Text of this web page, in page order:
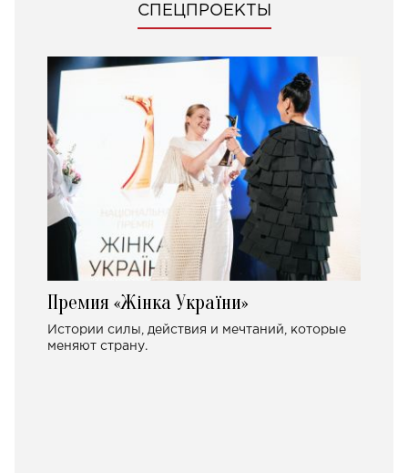
СПЕЦПРОЕКТЫ
Премия «Жінка України»
Истории силы, действия и мечтаний, которые
меняют страну.